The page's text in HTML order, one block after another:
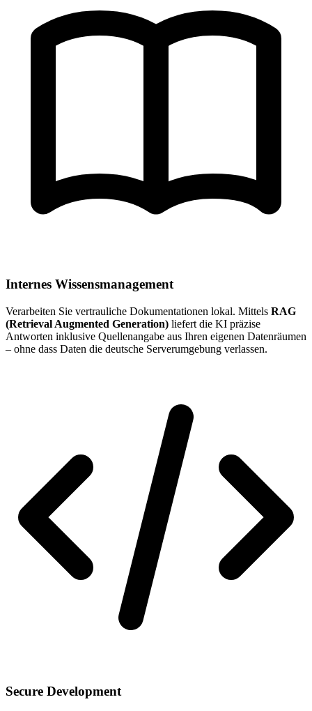
Internes Wissensmanagement
Verarbeiten Sie vertrauliche Dokumentationen lokal. Mittels RAG
(Retrieval Augmented Generation) liefert die KI präzise
Antworten inklusive Quellenangabe aus Ihren eigenen Datenräumen
– ohne dass Daten die deutsche Serverumgebung verlassen.
Secure Development